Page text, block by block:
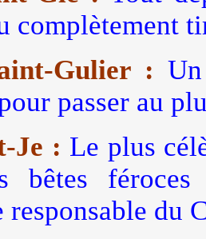
complètement
Gulier :
passer au
Je : Le plus
bêtes
responsable du